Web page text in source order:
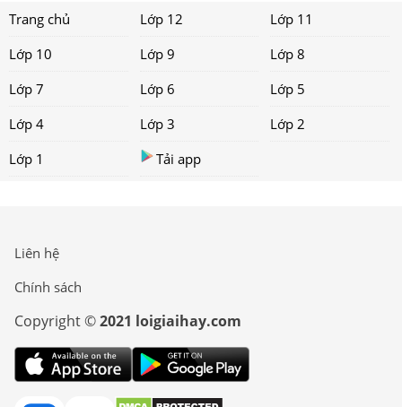
Trang chủ Lớp 12
Lớp 11
Lớp 10
Lớp 9
Lớp 8
Lớp 7
Lớp 6
Lớp 5
Lớp 4
Lớp 3
Lớp 2
Lớp 1
Tải app
Liên hệ
Chính sách
Copyright ©2021 loigiaihay.com